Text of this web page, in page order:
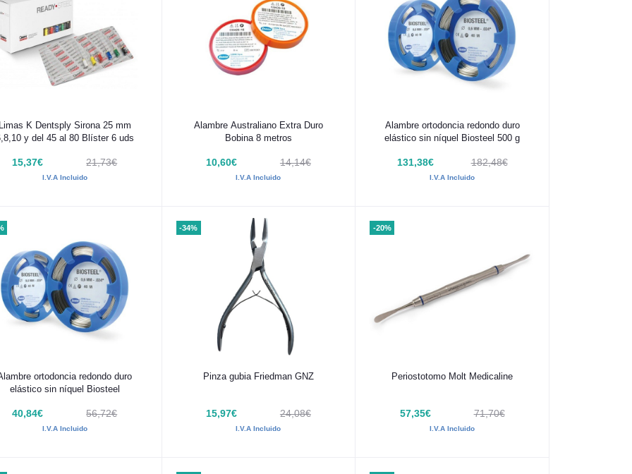
Añadir al carrito
K Dentsply Sirona 25 mm
y del 45 al 80 Blíster 6 uds
15,37€ 21,73€
I.V.A Incluido
Añadir al carrito
Alambre Australiano Extra Duro
Bobina 8 metros
10,60€ 14,14€
I.V.A Incluido
Añadir al carrito
Alambre ortodoncia redondo duro
elástico sin níquel Biosteel 500 g
131,38€ 182,48€
I.V.A Incluido
Añadir al carrito
ortodoncia redondo duro
elástico sin níquel Biosteel
40,84€ 56,72€
I.V.A Incluido
-34%
Añadir al carrito
Pinza gubia Friedman GNZ
15,97€ 24,08€
I.V.A Incluido
-20%
Añadir al carrito
Periostotomo Molt Medicaline
57,35€ 71,70€
I.V.A Incluido